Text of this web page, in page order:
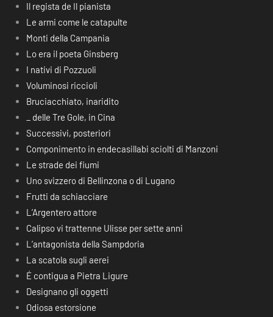
Il regista de Il pianista
Le armi come le catapulte
Monti della Campania
Lo era il poeta Ginsberg
I nativi di Pozzuoli
Voluminosi riccioli
Bruciacchiato, inaridito
_ delle Tre Gole, in Cina
Successivi, posteriori
Componimento in endecasillabi sciolti di Manzoni
Le strade dei fiumi
Uno svizzero di Bellinzona o di Lugano
Frutti da schiacciare
L’Argentero attore
Calipso vi trattenne Ulisse per sette anni
L’antagonista della Sampdoria
La scatola sugli aerei
É contigua a Pietra Ligure
Designano gli oggetti
Odiosa estorsione